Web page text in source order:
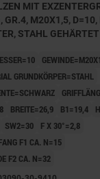
MIT
GR.4, M20X1,5,
STAHL GEHÄRTET
GRUNDKÖRPER=STAHL
BREITE=26,9 B1=19,4
SW2=30
F X 30°=2,8
F1 CA. N=15
F2 CA. N=32